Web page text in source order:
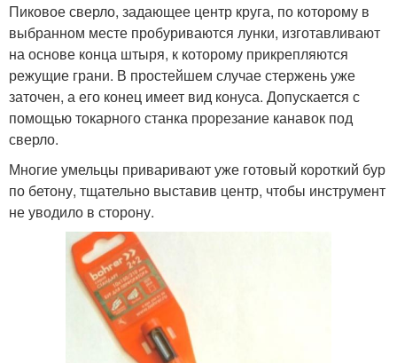
Пиковое сверло, задающее центр круга, по которому в
выбранном месте пробуриваются лунки, изготавливают
на основе конца штыря, к которому прикрепляются
режущие грани. В простейшем случае стержень уже
заточен, а его конец имеет вид конуса. Допускается с
помощью токарного станка прорезание канавок под
сверло.
Многие умельцы приваривают уже готовый короткий бур
по бетону, тщательно выставив центр, чтобы инструмент
не уводило в сторону.